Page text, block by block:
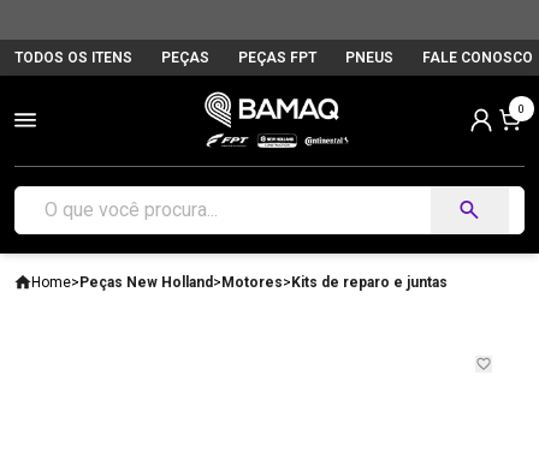
TODOS OS ITENS PEÇAS PEÇAS FPT PNEUS FALE CONOSCO
0
Home>Peças New Holland >Motores>Kits de reparo e juntas